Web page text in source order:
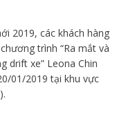
2019, các khách hàng
trình “Ra mắt và
drift xe” Leona Chin
01/2019 tại khu vực